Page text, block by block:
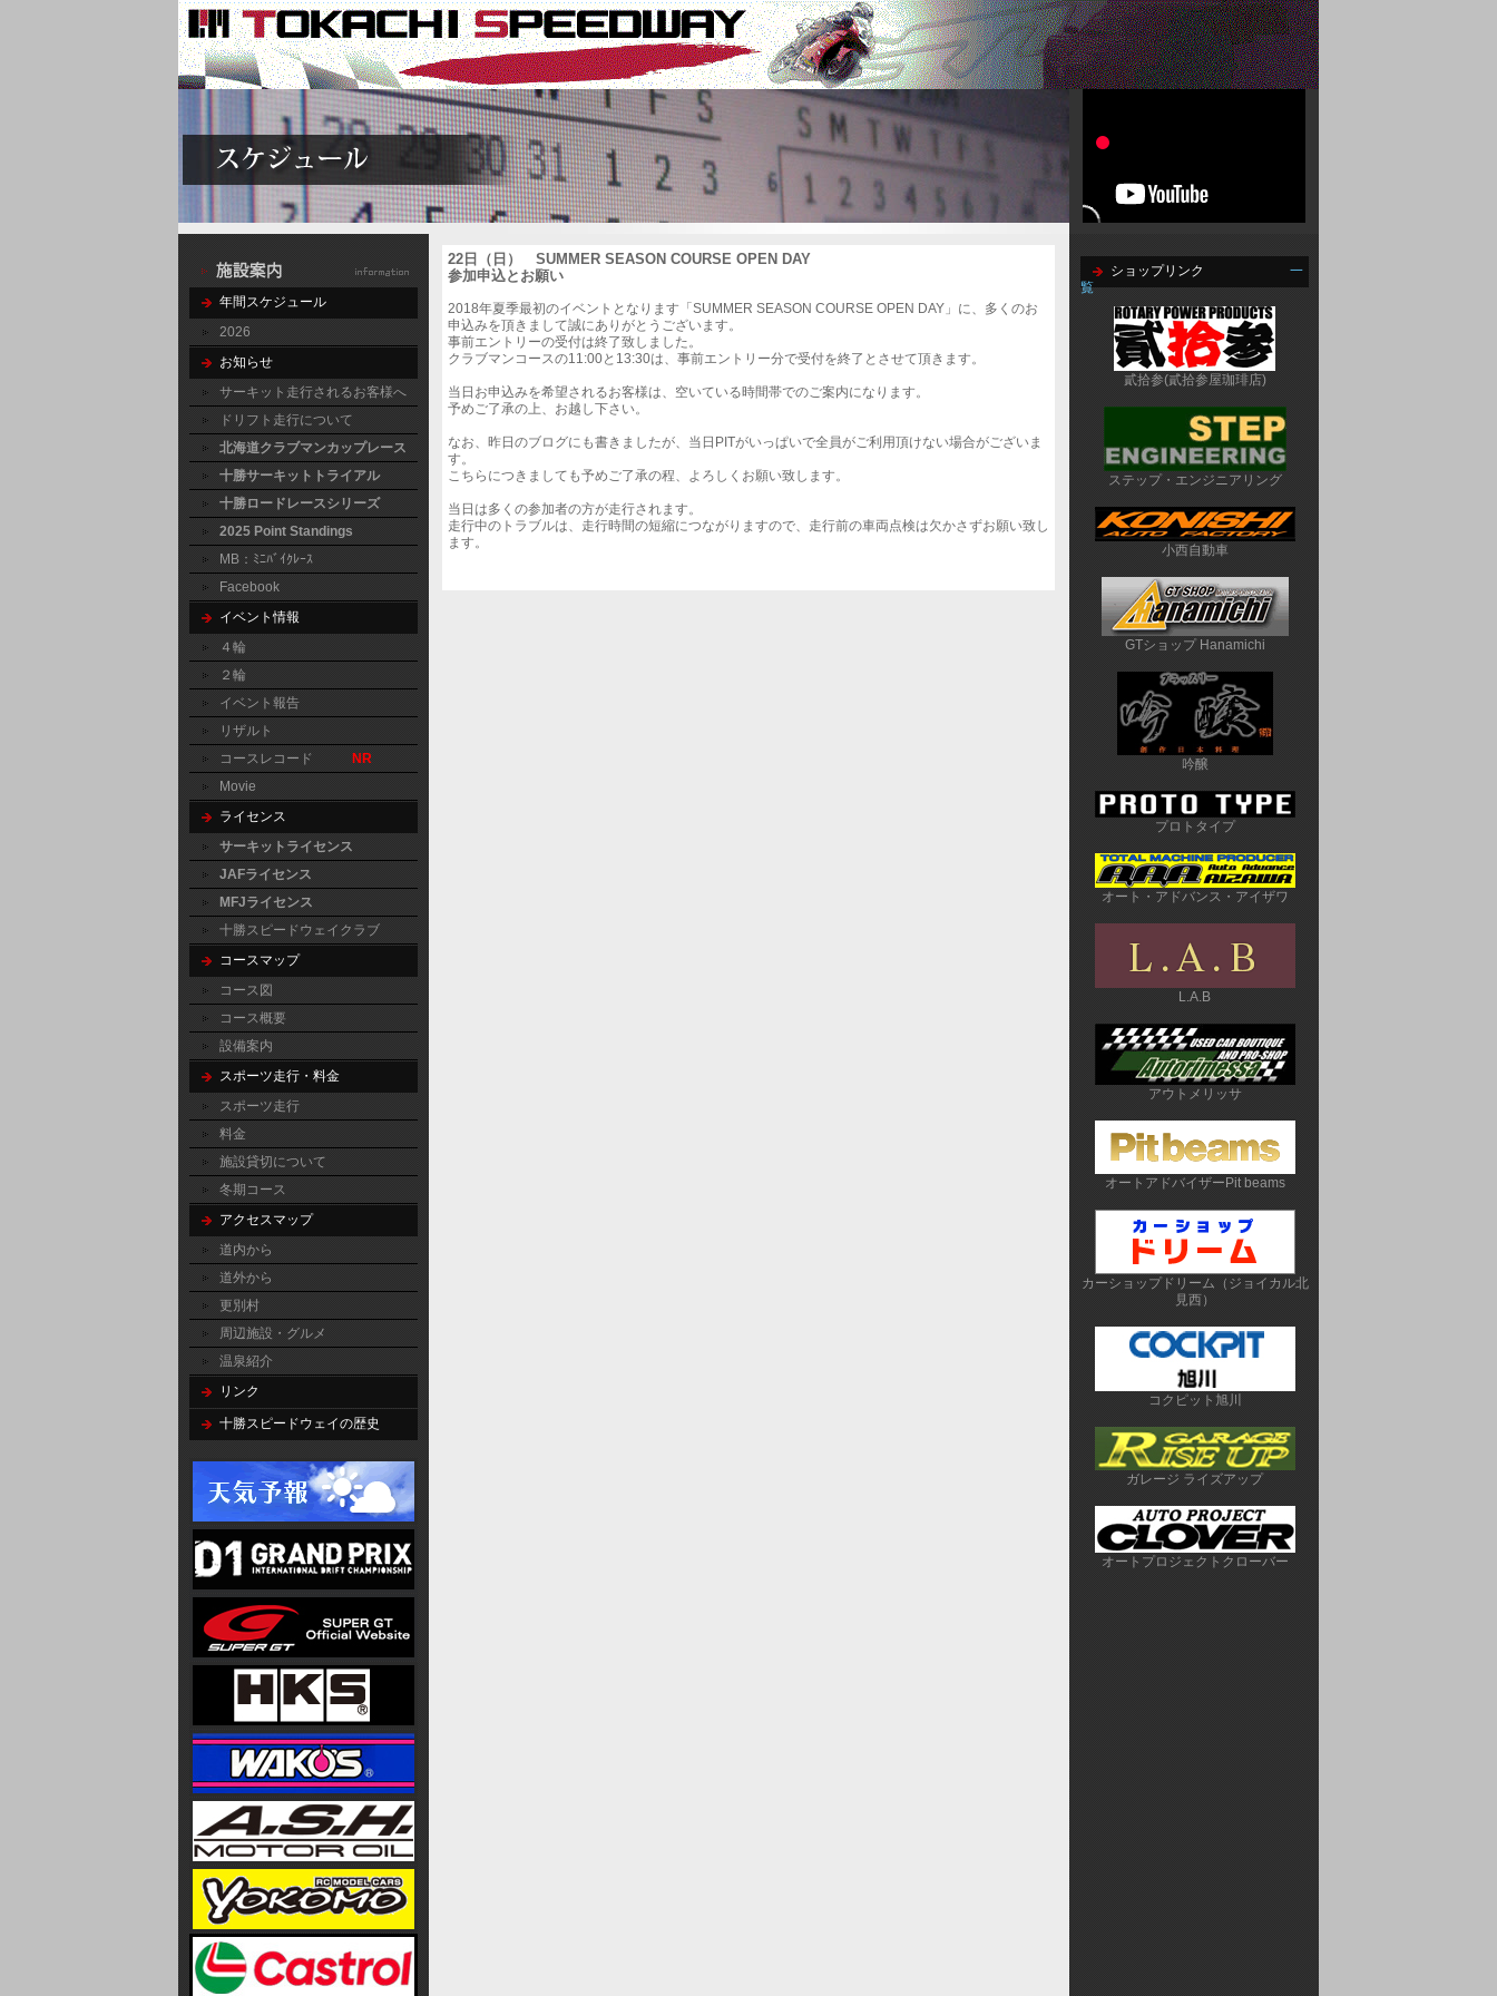
年間スケジュール
2026
お知らせ
サーキット走行されるお客様へ
ドリフト走行について
北海道クラブマンカップレース
十勝サーキットトライアル
十勝ロードレースシリーズ
2025 Point Standings
MB：ﾐﾆﾊﾞｲｸﾚｰｽ
Facebook
イベント情報
４輪
２輪
イベント報告
リザルト
コースレコード
NR
Movie
ライセンス
サーキットライセンス
JAFライセンス
MFJライセンス
十勝スピードウェイクラブ
コースマップ
コース図
コース概要
設備案内
スポーツ走行・料金
スポーツ走行
料金
施設貸切について
冬期コース
アクセスマップ
道内から
道外から
更別村
周辺施設・グルメ
温泉紹介
リンク
十勝スピードウェイの歴史
22日（日） SUMMER SEASON COURSE OPEN DAY
参加申込とお願い
2018年夏季最初のイベントとなります「SUMMER SEASON COURSE OPEN DAY」に、多くのお
申込みを頂きまして誠にありがとうございます。
事前エントリーの受付は終了致しました。
クラブマンコースの11:00と13:30は、事前エントリー分で受付を終了とさせて頂きます。
当日お申込みを希望されるお客様は、空いている時間帯でのご案内になります。
予めご了承の上、お越し下さい。
なお、昨日のブログにも書きましたが、当日PITがいっぱいで全員がご利用頂けない場合がございま
す。
こちらにつきましても予めご了承の程、よろしくお願い致します。
当日は多くの参加者の方が走行されます。
走行中のトラブルは、走行時間の短縮につながりますので、走行前の車両点検は欠かさずお願い致し
ます。
ショップリンク
一
覧
貳拾参(貳拾参屋珈琲店)
ステップ・エンジニアリング
小西自動車
GTショップ Hanamichi
吟醸
プロトタイプ
オート・アドバンス・アイザワ
L.A.B
アウトメリッサ
オートアドバイザーPit beams
カーショップドリーム（ジョイカル北
見西）
コクピット旭川
ガレージ ライズアップ
オートプロジェクトクローバー